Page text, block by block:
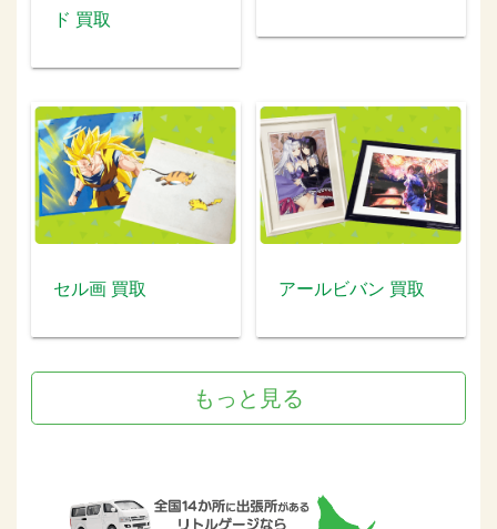
ド 買取
セル画 買取 アールビバン 買取
もっと見る